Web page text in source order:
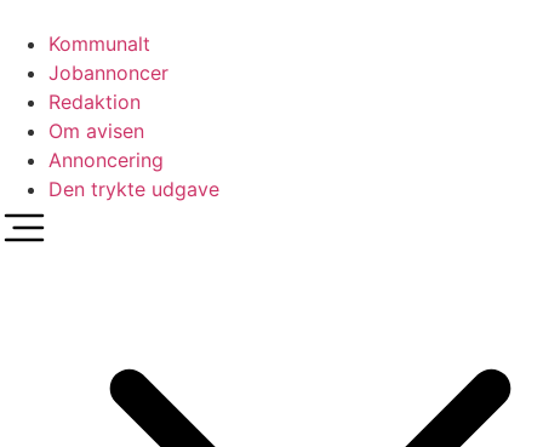
indhold
Kommunalt
Jobannoncer
Redaktion
Om avisen
Annoncering
Den trykte udgave